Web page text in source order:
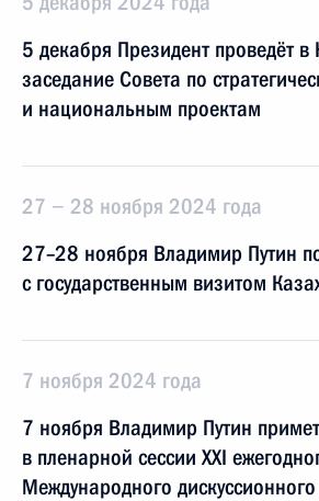
5 декабря Президент проведёт в
заседание Совета по
и национальным проектам
27 − 28 ноября 2024 года
27–28 ноября Владимир Путин
с государственным визитом
7 ноября 2024 года
7 ноября Владимир Путин
в пленарной сессии XXI
Международного